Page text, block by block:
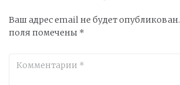
Ваш адрес email не будет опубликован.
поля помечены *